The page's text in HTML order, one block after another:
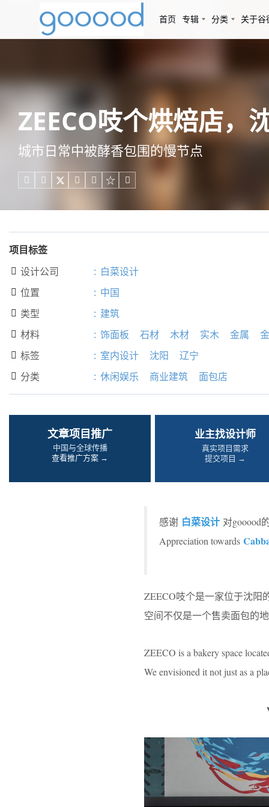
首页 专辑 分类 关于谷
ZEECO吱个烘焙店，
城市日常中被酵香包围的慢节点
    
项目标签
 设计公司 : 白菜设计
 位置 : 中国
 类型 : 建筑
 材料 : 饰面板 石材 木材 实木 金属
 标签 : 室内设计 沈阳 辽宁
 分类 : 休闲娱乐 商业建筑 面包店
文章项目推广
中国与全球传播
查看推广方案 →
业主找设计师
真实项目需求
提交项目 →
感谢 白菜设计 对gooood
Appreciation towards
ZEECO吱个是一家位于沈阳
空间不仅是一个售卖面包的
ZEECO is a bakery space
We envisioned it not just as a